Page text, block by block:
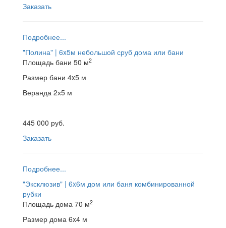
Заказать
Подробнее...
"Полина" | 6x5м небольшой сруб дома или бани
Площадь бани 50 м2
Размер бани 4x5 м
Веранда 2х5 м
445 000 руб.
Заказать
Подробнее...
"Эксклюзив" | 6x6м дом или баня комбинированной
рубки
Площадь дома 70 м2
Размер дома 6x4 м